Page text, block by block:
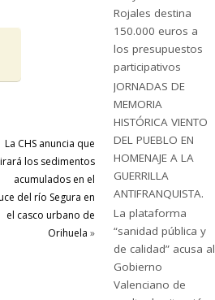
La CHS anuncia que
los sedimentos
acumulados en el
del río Segura en
el casco urbano de
Orihuela »
Rojales destina
150.000 euros a
los presupuestos
participativos
JORNADAS DE
MEMORIA
HISTÓRICA VIENTO
DEL PUEBLO EN
HOMENAJE A LA
GUERRILLA
ANTIFRANQUISTA.
La plataforma
“sanidad pública y
de calidad” acusa al
Gobierno
Valenciano de